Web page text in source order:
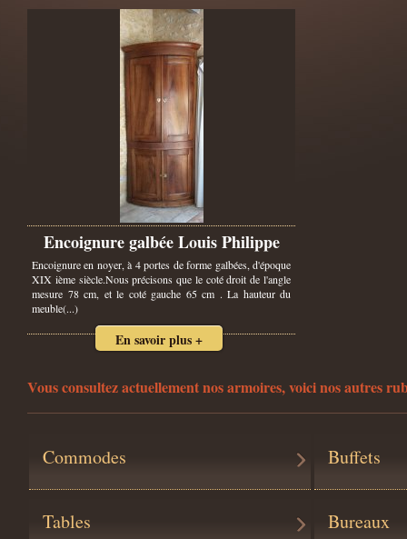
Encoignure galbée Louis Philippe
Encoignure en noyer, à 4 portes de forme galbées, d'époque
XIX ième siècle.Nous précisons que le coté droit de l'angle
mesure 78 cm, et le coté gauche 65 cm . La hauteur du
meuble(...)
En savoir plus +
Vous consultez actuellement nos armoires, voici nos autres
Commodes Buffets
Tables Bureaux